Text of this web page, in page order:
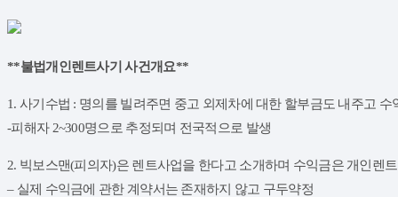
**불법개인렌트사기 사건개요**
1. 사기수법 : 명의를 빌려주면 중고 외제차에 대한 할부금도 내주고
-피해자 2~300명으로 추정되며 전국적으로 발생
2. 빅보스맨(피의자)은 렌트사업을 한다고 소개하며 수익금은 개인렌
– 실제 수익금에 관한 계약서는 존재하지 않고 구두약정